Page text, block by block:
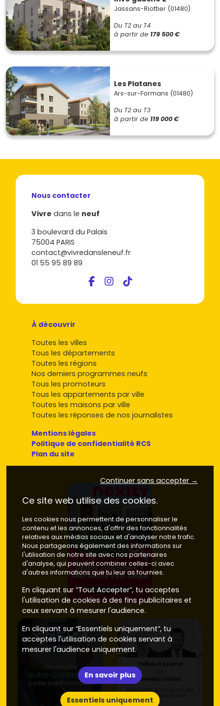
Jassans-Riottier (01480)
Du T2 au T4
à partir de 179 500 €
Les Platanes
Ars-sur-Formans (01480)
Du T2 au T3
à partir de 119 000 €
Nous contacter
Vivre dans le neuf
3 boulevard du Palais
75004 PARIS
contact@vivredansleneuf.fr
01 55 95 89 89
À découvrir
Toutes les villes
Tous les départements
Toutes les régions
Nos derniers programmes neufs
Tous les promoteurs
Tous les appartements par ville
Toutes les maisons par ville
Toutes les réponses de nos journalistes
Mentions légales
Politique de confidentialité RCS
Plan du site
Continuer sans accepter →
Ce site web utilise des cookies.
Les cookies nous permettent de personnaliser le
contenu et les annonces, d'offrir des fonctionnalités
relatives aux médias sociaux et d'analyser notre trafic.
Nous partageons également des informations sur
l'utilisation de notre site avec nos partenaires
d'analyse, qui peuvent combiner celles-ci avec
d'autres informations que tu leur as fournies.
En cliquant sur “Tout Accepter”, tu acceptes
l'utilisation de cookies à des fins publicitaires et
ceux servant à mesurer l'audience.
En cliquant sur “Essentiels uniquement”, tu
acceptes l'utilisation de cookies servant à
mesurer l'audience uniquement.
En savoir plus
Essentiels uniquement